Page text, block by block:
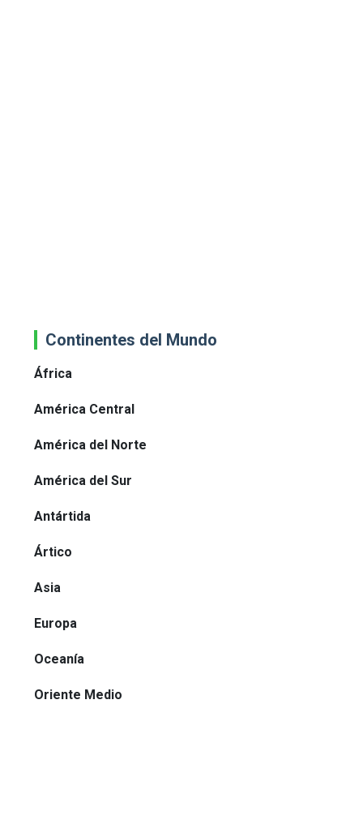
Continentes del Mundo
África
América Central
América del Norte
América del Sur
Antártida
Ártico
Asia
Europa
Oceanía
Oriente Medio